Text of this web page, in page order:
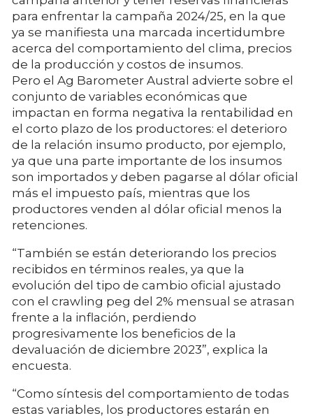
para enfrentar la campaña 2024/25, en la que
ya se manifiesta una marcada incertidumbre
acerca del comportamiento del clima, precios
de la producción y costos de insumos.
Pero el Ag Barometer Austral advierte sobre el
conjunto de variables económicas que
impactan en forma negativa la rentabilidad en
el corto plazo de los productores: el deterioro
de la relación insumo producto, por ejemplo,
ya que una parte importante de los insumos
son importados y deben pagarse al dólar oficial
más el impuesto país, mientras que los
productores venden al dólar oficial menos la
retenciones.
“También se están deteriorando los precios
recibidos en términos reales, ya que la
evolución del tipo de cambio oficial ajustado
con el crawling peg del 2% mensual se atrasan
frente a la inflación, perdiendo
progresivamente los beneficios de la
devaluación de diciembre 2023”, explica la
encuesta.
“Como síntesis del comportamiento de todas
estas variables, los productores estarán en